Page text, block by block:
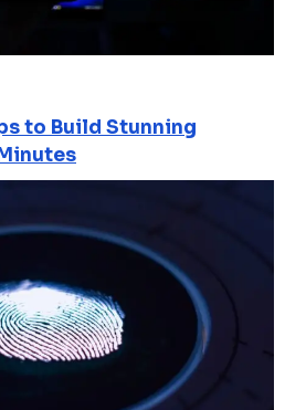
to Build Stunning